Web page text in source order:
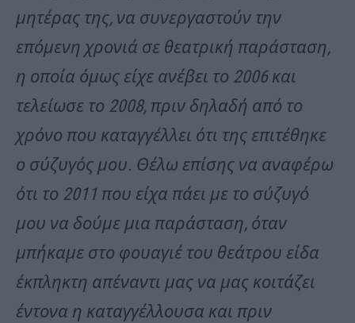
μητέρας της, να συνεργαστούν την
επόμενη χρονιά σε θεατρική παράσταση,
η οποία όμως είχε ανέβει το 2006 και
τελείωσε το 2008, πριν δηλαδή από το
χρόνο που καταγγέλλει ότι της επιτέθηκε
ο σύζυγός μου. Θέλω επίσης να αναφέρω
ότι το 2011 που είχα πάει με το σύζυγό
μου να δούμε μια παράσταση, όταν
μπήκαμε στο φουαγιέ του θεάτρου είδα
έκπληκτη απέναντι μας να μας κοιτάζει
έντονα η καταγγέλλουσα και πριν